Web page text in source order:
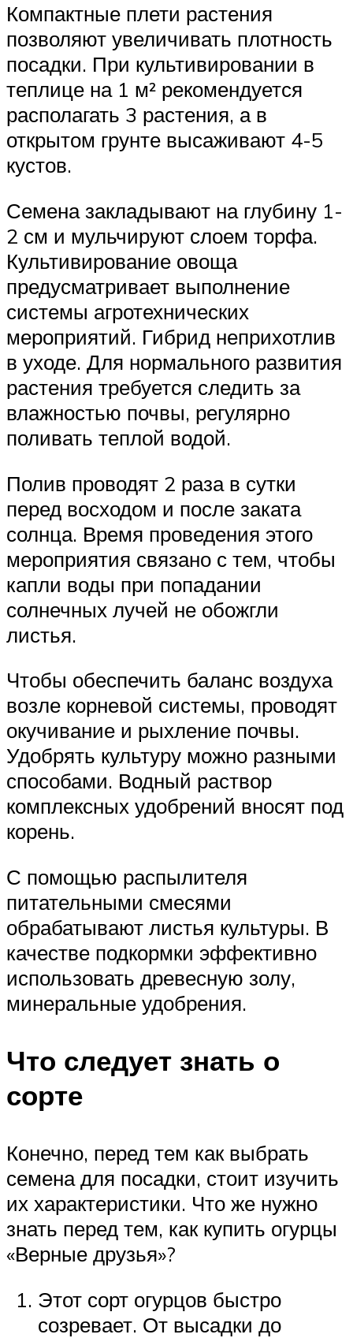
Компактные плети растения
позволяют увеличивать плотность
посадки. При культивировании в
теплице на 1 м² рекомендуется
располагать 3 растения, а в
открытом грунте высаживают 4-5
кустов.
Семена закладывают на глубину 1-
2 см и мульчируют слоем торфа.
Культивирование овоща
предусматривает выполнение
системы агротехнических
мероприятий. Гибрид неприхотлив
в уходе. Для нормального развития
растения требуется следить за
влажностью почвы, регулярно
поливать теплой водой.
Полив проводят 2 раза в сутки
перед восходом и после заката
солнца. Время проведения этого
мероприятия связано с тем, чтобы
капли воды при попадании
солнечных лучей не обожгли
листья.
Чтобы обеспечить баланс воздуха
возле корневой системы, проводят
окучивание и рыхление почвы.
Удобрять культуру можно разными
способами. Водный раствор
комплексных удобрений вносят под
корень.
С помощью распылителя
питательными смесями
обрабатывают листья культуры. В
качестве подкормки эффективно
использовать древесную золу,
минеральные удобрения.
Что следует знать о
сорте
Конечно, перед тем как выбрать
семена для посадки, стоит изучить
их характеристики. Что же нужно
знать перед тем, как купить огурцы
«Верные друзья»?
Этот сорт огурцов быстро
созревает. От высадки до